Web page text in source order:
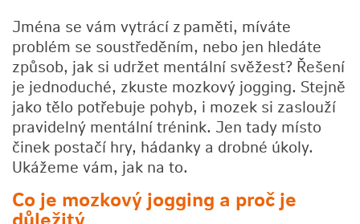
Jména se vám vytrácí z paměti, míváte
problém se soustředěním, nebo jen hledáte
způsob, jak si udržet mentální svěžest? Řešení
je jednoduché, zkuste mozkový jogging. Stejně
jako tělo potřebuje pohyb, i mozek si zaslouží
pravidelný mentální trénink. Jen tady místo
činek postačí hry, hádanky a drobné úkoly.
Ukážeme vám, jak na to.
Co je mozkový jogging a proč je